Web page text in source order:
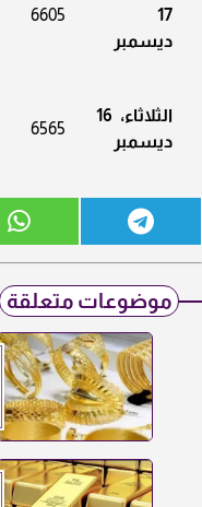
17
ديسمبر
6605
الثلاثاء، 16
ديسمبر
6565
موضوعات متعلقة